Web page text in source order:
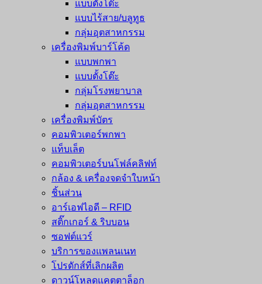
แบบตั้งโต๊ะ
แบบไร้สาย/บลูทูธ
กลุ่มอุตสาหกรรม
เครื่องพิมพ์บาร์โค้ด
แบบพกพา
แบบตั้งโต๊ะ
กลุ่มโรงพยาบาล
กลุ่มอุตสาหกรรม
เครื่องพิมพ์บัตร
คอมพิวเตอร์พกพา
แท็บเล็ต
คอมพิวเตอร์บนโฟล์คลิฟท์
กล้อง & เครื่องจดจำใบหน้า
ชิ้นส่วน
อาร์เอฟไอดี – RFID
สติ๊กเกอร์ & ริบบอน
ซอฟต์แวร์
บริการของแพลนเนท
โปรดักส์ที่เลิกผลิต
ดาวน์โหลดแคตตาล็อก